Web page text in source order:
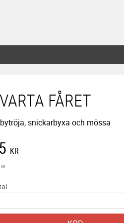
FÅRET
snickarbyxa och mössa
pris:
KR
pris:
KR